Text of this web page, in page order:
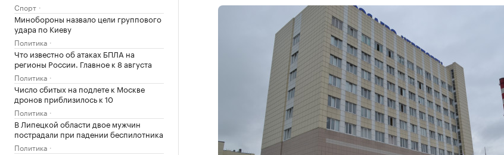
Спорт
Минобороны назвало цели группового
удара по Киеву
Политика
Что известно об атаках БПЛА на
регионы России. Главное к 8 августа
Политика
Число сбитых на подлете к Москве
дронов приблизилось к 10
Политика
В Липецкой области двое мужчин
пострадали при падении беспилотника
Политика